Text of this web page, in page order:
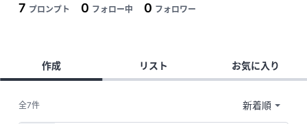
7 プロンプト 0 フォロー中 0 フォロワー
作成 リスト お気に入り
全7件